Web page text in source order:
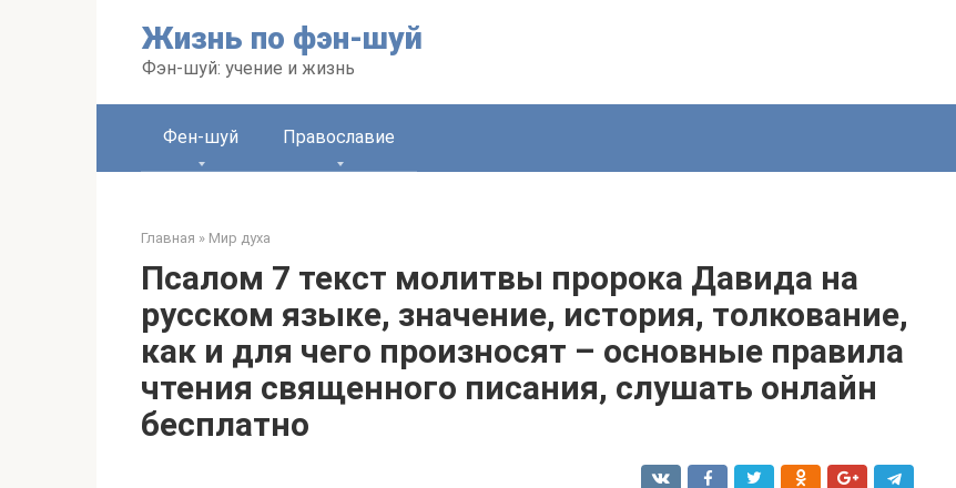
Жизнь по фэн-шуй
Фэн-шуй: учение и жизнь
Фен-шуй Православие
Главная » Мир духа
Псалом 7 текст молитвы пророка Давида на
русском языке, значение, история, толкование,
как и для чего произносят – основные правила
чтения священного писания, слушать онлайн
бесплатно